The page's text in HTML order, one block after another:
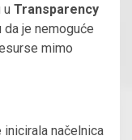
u Transparency
je nemoguće
mimo
inicirala načelnica